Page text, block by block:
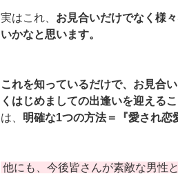
実はこれ、 お見合いだけでなく様
いかなと思います。
これを知っているだけで、お見合
くはじめましての出逢いを迎える
は、 明確な1つの方法＝『愛され恋
他にも、今後皆さんが素敵な男性